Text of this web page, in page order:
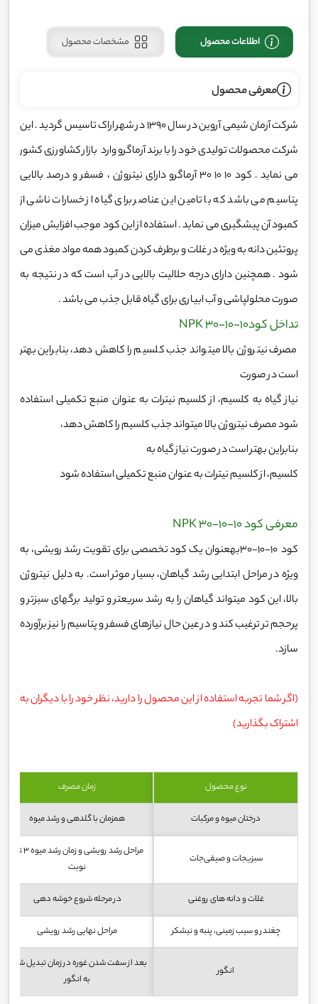
اطلاعات محصول مشخصات محصول
معرفی محصول
شرکت آرمان شیمی آروین در سال 1390 در شهر اراک تاسیس گردید . این
شرکت محصولات تولیدی خود را با برند آرماگرو وارد بازار کشاورزی کشور
می نماید . کود 10 10 30 آرماگرو دارای نیتروژن ، فسفر و درصد بالایی
پتاسیم می باشد که با تامین این عناصر برای گیاه از خسارات ناشی از
کمبود آن پیشگیری می نماید . استفاده از این کود موجب افزایش میزان
پروتئین دانه به ویژه در غلات و برطرف کردن کمبود همه مواد مغذی می
شود . همچنین دارای درجه حلالیت بالایی در آب است که در نتیجه به
صورت محلولپاشی و آب ابیاری برای گیاه قابل جذب می باشد .
تداخل کود10-10-NPK 30
مصرف نیتروژن بالا میتواند جذب کلسیم را کاهش دهد، بنابراین بهتر
است در صورت
نیاز گیاه به کلسیم، از کلسیم نیترات به عنوان منبع تکمیلی استفاده
شود مصرف نیتروژن بالا میتواند جذب کلسیم را کاهش دهد،
بنابراین بهتر است در صورت نیاز گیاه به
کلسیم، از کلسیم نیترات به عنوان منبع تکمیلی استفاده شود
معرفی کود 10-10-NPK 30
کود 10-10-30بهعنوان یک کود تخصصی برای تقویت رشد رویشی، به
ویژه در مراحل ابتدایی رشد گیاهان، بسیار موثر است. به دلیل نیتروژن
بالا، این کود میتواند گیاهان را به رشد سریعتر و تولید برگهای سبزتر و
پرحجم تر ترغیب کند و در عین حال نیازهای فسفر و پتاسیم را نیز برآورده
سازد.
(اگر شما تجربه استفاده از این محصول را دارید، نظر خود را با دیگران به
اشتراک بگذارید)
نوع محصول زمان مصرف
درختان میوه و مرکبات همزمان با گلدهی و رشد میوه
سبزیجات و صیفی‌جات
نوبت
غلات و دانه های روغنی در مرحله شروع خوشه دهی
چغندر و سیب زمینی، پنبه و نیشکر مراحل نهایی رشد رویشی
انگور
بعد از سفت شدن غوره در زمان تبدیل شدن
به انگور